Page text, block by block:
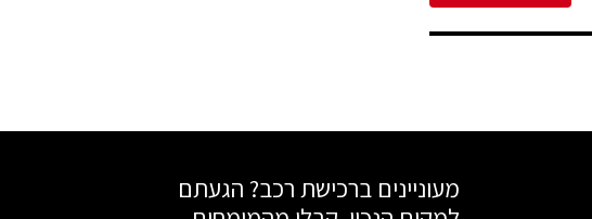
מעוניינים ברכישת רכב? הגעתם